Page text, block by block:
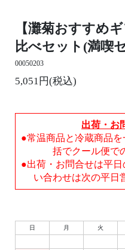
【灘菊おすすめ
比べセット(満喫
00050203
5,051円(税込)
出荷・お
●常温商品と冷蔵商品
括でクール便で
●出荷・お問合せは平
い合わせは次の平日
日 月 火